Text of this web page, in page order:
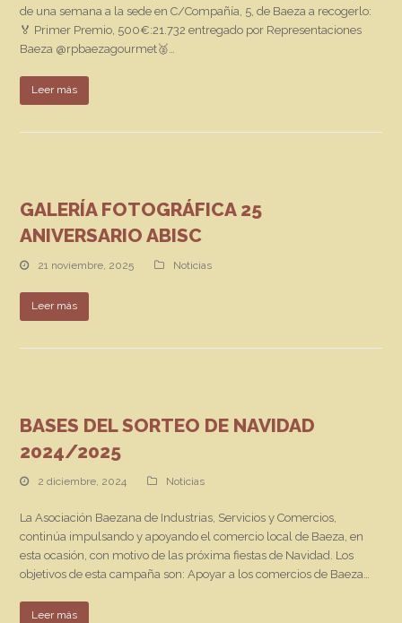
de una semana a la sede en C/Compañía, 5, de Baeza a recogerlo:
🏅 Primer Premio, 500€:21.732 entregado por Representaciones
Baeza @rpbaezagourmet🥈…
Leer más
GALERÍA FOTOGRÁFICA 25
ANIVERSARIO ABISC
21 noviembre, 2025 Noticias
Leer más
BASES DEL SORTEO DE NAVIDAD
2024/2025
2 diciembre, 2024 Noticias
La Asociación Baezana de Industrias, Servicios y Comercios,
continúa impulsando y apoyando el comercio local de Baeza, en
esta ocasión, con motivo de las próxima fiestas de Navidad. Los
objetivos de esta campaña son: Apoyar a los comercios de Baeza…
Leer más